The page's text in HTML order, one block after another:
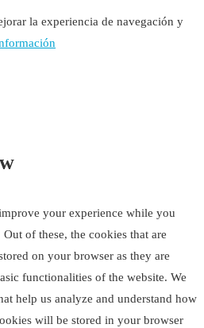
la experiencia de navegación y
your experience while you
of these, the cookies that are
on your browser as they are
functionalities of the website. We
help us analyze and understand how
will be stored in your browser